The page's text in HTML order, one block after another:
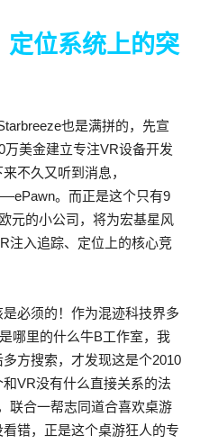
定位系统上的突
也是满拼的，先宣
美金建立专注VR设备开发
不久又听到消息，
。而正是这个只有9
元的小公司，将为宏基星风
注入追踪、定位上的核心竞
必须的！作为混迹科技界多
哪里的什么牛B工作室，我
方搜索，才发现这是个2010
VR没有什么直接关系的法
联合一帮志同道合喜欢桌游
错，正是这个桌游狂人的专